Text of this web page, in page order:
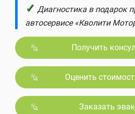
✓ Диагностика в подарок
автосервисе «Кволити
Получить
Оценить
Заказать